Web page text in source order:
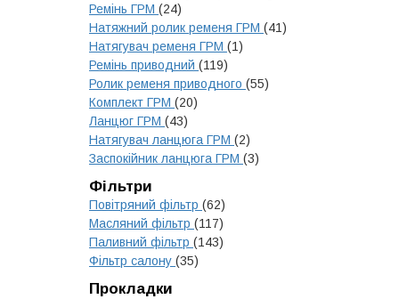
Ремінь ГРМ (24)
Натяжний ролик ременя ГРМ (41)
Натягувач ременя ГРМ (1)
Ремінь приводний (119)
Ролик ременя приводного (55)
Комплект ГРМ (20)
Ланцюг ГРМ (43)
Натягувач ланцюга ГРМ (2)
Заспокійник ланцюга ГРМ (3)
Фільтри
Повітряний фільтр (62)
Масляний фільтр (117)
Паливний фільтр (143)
Фільтр салону (35)
Прокладки